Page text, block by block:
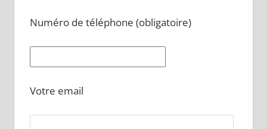
Numéro de téléphone (obligatoire)
Votre email